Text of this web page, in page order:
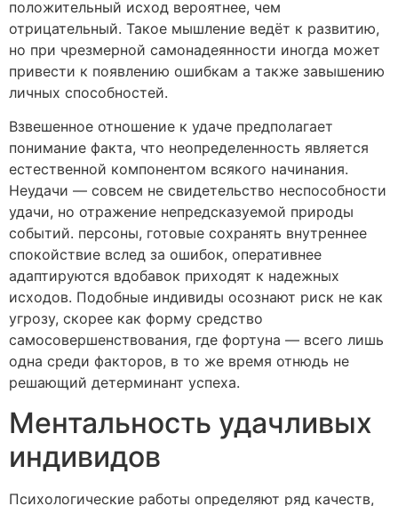
положительный исход вероятнее, чем
отрицательный. Такое мышление ведёт к развитию,
но при чрезмерной самонадеянности иногда может
привести к появлению ошибкам а также завышению
личных способностей.
Взвешенное отношение к удаче предполагает
понимание факта, что неопределенность является
естественной компонентом всякого начинания.
Неудачи — совсем не свидетельство неспособности
удачи, но отражение непредсказуемой природы
событий. персоны, готовые сохранять внутреннее
спокойствие вслед за ошибок, оперативнее
адаптируются вдобавок приходят к надежных
исходов. Подобные индивиды осознают риск не как
угрозу, скорее как форму средство
самосовершенствования, где фортуна — всего лишь
одна среди факторов, в то же время отнюдь не
решающий детерминант успеха.
Ментальность удачливых
индивидов
Психологические работы определяют ряд качеств,